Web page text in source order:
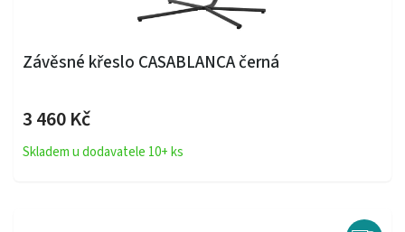
Závěsné křeslo CASABLANCA černá
3 460 Kč
Skladem u dodavatele 10+ ks